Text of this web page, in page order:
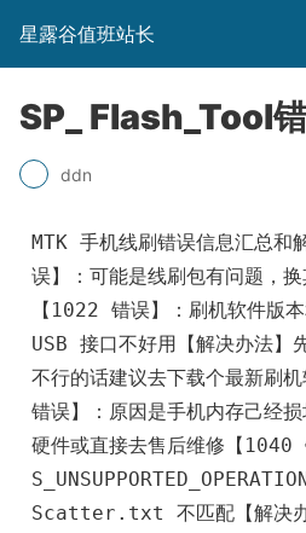
星露谷值班站长
SP_ Flash_Tool
ddn
MTK 手机线刷错误信息汇总
误】：可能是线刷包有问题，
【1022 错误】：刷机软件版
USB 接口不好用【解决办法】
不行的话建议去下载个最新刷
错误】：原因是手机内存己经
硬件或直接去售后维修【1040
Scatter.txt 不匹配【解决办